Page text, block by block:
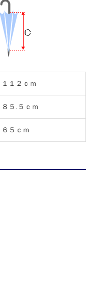
１１２ｃｍ
８５.５ｃｍ
６５ｃｍ